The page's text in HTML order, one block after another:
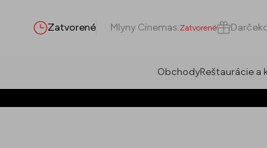
Zatvorené Mlyny Cinemas:Zatvorené
ObchodyReštaurácie a